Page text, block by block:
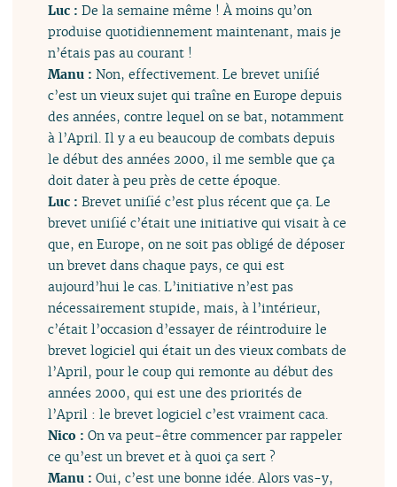
Luc :De la semaine même ! À moins qu’on
produise quotidiennement maintenant, mais je
n’étais pas au courant !
Manu :Non, effectivement. Le brevet unifié
c’est un vieux sujet qui traîne en Europe depuis
des années, contre lequel on se bat, notamment
à l’April. Il y a eu beaucoup de combats depuis
le début des années 2000, il me semble que ça
doit dater à peu près de cette époque.
Luc :Brevet unifié c’est plus récent que ça. Le
brevet unifié c’était une initiative qui visait à ce
que, en Europe, on ne soit pas obligé de déposer
un brevet dans chaque pays, ce qui est
aujourd’hui le cas. L’initiative n’est pas
nécessairement stupide, mais, à l’intérieur,
c’était l’occasion d’essayer de réintroduire le
brevet logiciel qui était un des vieux combats de
l’April, pour le coup qui remonte au début des
années 2000, qui est une des priorités de
l’April : le brevet logiciel c’est vraiment caca.
Nico :On va peut-être commencer par rappeler
ce qu’est un brevet et à quoi ça sert ?
Manu :Oui, c’est une bonne idée. Alors vas-y,